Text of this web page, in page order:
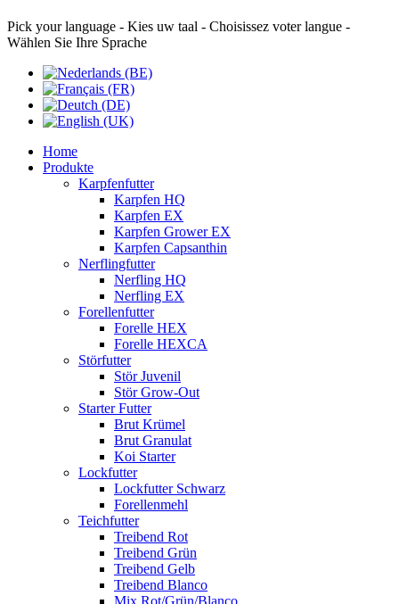
Pick your language - Kies uw taal - Choisissez voter langue -
Wählen Sie Ihre Sprache
Home
Produkte
Karpfenfutter
Karpfen HQ
Karpfen EX
Karpfen Grower EX
Karpfen Capsanthin
Nerflingfutter
Nerfling HQ
Nerfling EX
Forellenfutter
Forelle HEX
Forelle HEXCA
Störfutter
Stör Juvenil
Stör Grow-Out
Starter Futter
Brut Krümel
Brut Granulat
Koi Starter
Lockfutter
Lockfutter Schwarz
Forellenmehl
Teichfutter
Treibend Rot
Treibend Grün
Treibend Gelb
Treibend Blanco